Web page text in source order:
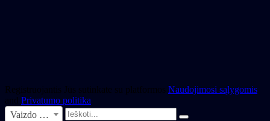
Registruojantis Jūs sutinkate su platformos Naudojimosi sąlygomis
and Privatumo politika
Vaizdo įrašai